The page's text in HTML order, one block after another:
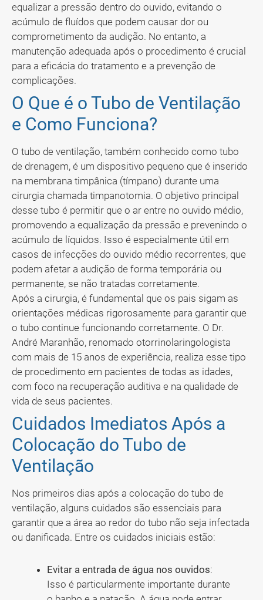
equalizar a pressão dentro do ouvido, evitando o
acúmulo de fluídos que podem causar dor ou
comprometimento da audição. No entanto, a
manutenção adequada após o procedimento é crucial
para a eficácia do tratamento e a prevenção de
complicações.
O Que é o Tubo de Ventilação
e Como Funciona?
O tubo de ventilação, também conhecido como tubo
de drenagem, é um dispositivo pequeno que é inserido
na membrana timpânica (tímpano) durante uma
cirurgia chamada timpanotomia. O objetivo principal
desse tubo é permitir que o ar entre no ouvido médio,
promovendo a equalização da pressão e prevenindo o
acúmulo de líquidos. Isso é especialmente útil em
casos de infecções do ouvido médio recorrentes, que
podem afetar a audição de forma temporária ou
permanente, se não tratadas corretamente.
Após a cirurgia, é fundamental que os pais sigam as
orientações médicas rigorosamente para garantir que
o tubo continue funcionando corretamente. O Dr.
André Maranhão, renomado otorrinolaringologista
com mais de 15 anos de experiência, realiza esse tipo
de procedimento em pacientes de todas as idades,
com foco na recuperação auditiva e na qualidade de
vida de seus pacientes.
Cuidados Imediatos Após a
Colocação do Tubo de
Ventilação
Nos primeiros dias após a colocação do tubo de
ventilação, alguns cuidados são essenciais para
garantir que a área ao redor do tubo não seja infectada
ou danificada. Entre os cuidados iniciais estão:
Evitar a entrada de água nos ouvidos:
Isso é particularmente importante durante